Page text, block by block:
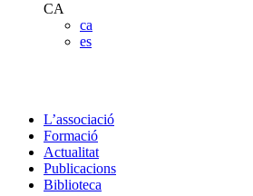
CA
ca
es
L’associació
Formació
Actualitat
Publicacions
Biblioteca